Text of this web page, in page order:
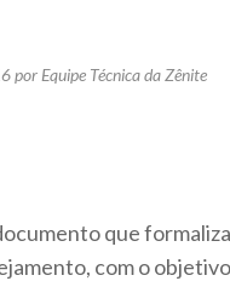
por Equipe Técnica da Zênite
que
com o